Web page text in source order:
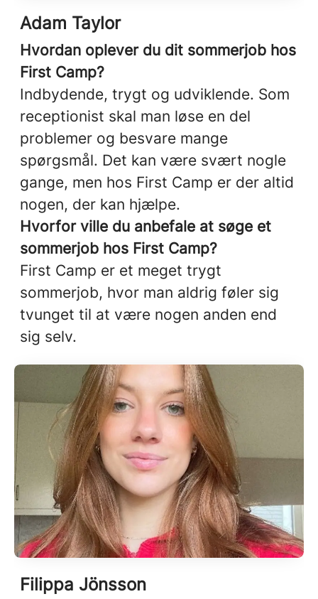
Adam Taylor
Hvordan oplever du dit sommerjob hos
First Camp?
Indbydende, trygt og udviklende. Som
receptionist skal man løse en del
problemer og besvare mange
spørgsmål. Det kan være svært nogle
gange, men hos First Camp er der altid
nogen, der kan hjælpe.
Hvorfor ville du anbefale at søge et
sommerjob hos First Camp?
First Camp er et meget trygt
sommerjob, hvor man aldrig føler sig
tvunget til at være nogen anden end
sig selv.
Filippa Jönsson